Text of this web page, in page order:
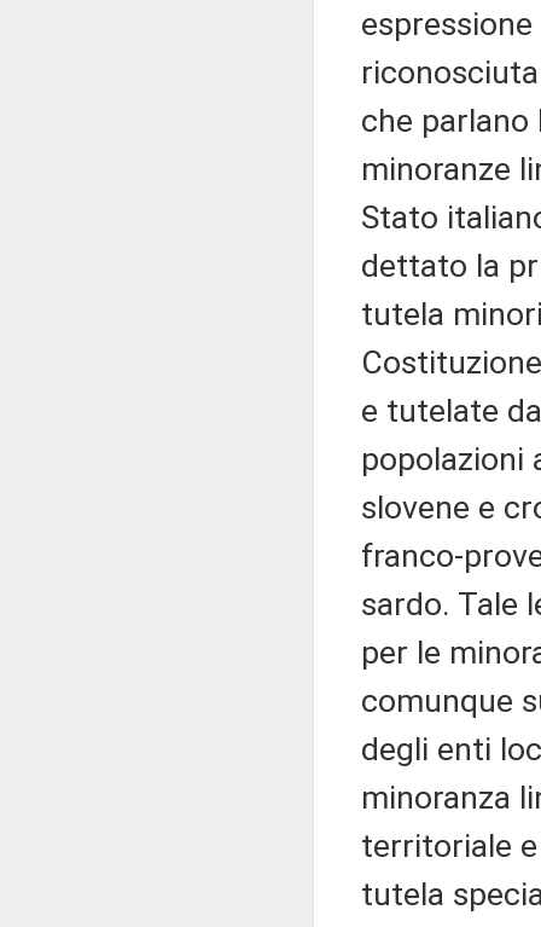
che
minoranze
Stato
dettato la
tutela
e tutelate
popolazioni
slovene e
franco-
sardo. Tale
per le
comunque
degli enti
minoranza
territoriale
tutela